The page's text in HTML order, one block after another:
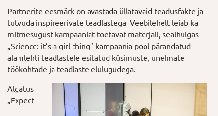
Partnerite eesmärk on avastada üllatavaid teadusfakte ja
tutvuda inspireerivate teadlastega. Veebilehelt leiab ka
mitmesugust kampaaniat toetavat materjali, sealhulgas
„Science: it’s a girl thing“ kampaania pool pärandatud
alamlehti teadlastele esitatud küsimuste, unelmate
töökohtade ja teadlaste elulugudega.
Algatus
„Expect